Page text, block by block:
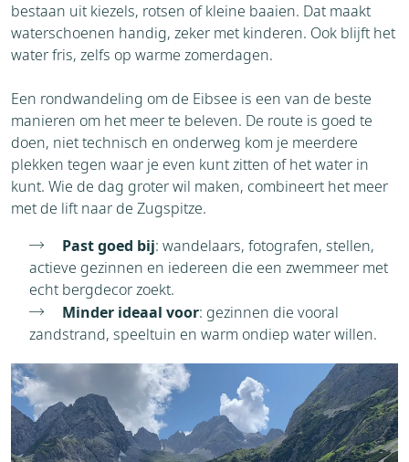
bestaan uit kiezels, rotsen of kleine baaien. Dat maakt
waterschoenen handig, zeker met kinderen. Ook blijft het
water fris, zelfs op warme zomerdagen.
Een rondwandeling om de Eibsee is een van de beste
manieren om het meer te beleven. De route is goed te
doen, niet technisch en onderweg kom je meerdere
plekken tegen waar je even kunt zitten of het water in
kunt. Wie de dag groter wil maken, combineert het meer
met de lift naar de Zugspitze.
Past goed bij: wandelaars, fotografen, stellen,
actieve gezinnen en iedereen die een zwemmeer met
echt bergdecor zoekt.
Minder ideaal voor: gezinnen die vooral
zandstrand, speeltuin en warm ondiep water willen.